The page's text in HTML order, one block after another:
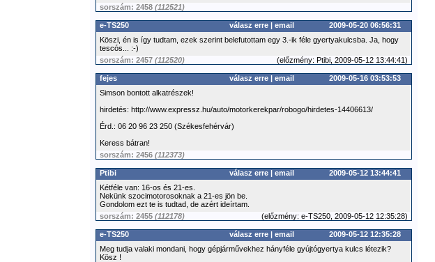
sorszám: 2458 (112521)
e-TS250 válasz erre | email
2009-05-20 06:56:31
Köszi, én is így tudtam, ezek szerint belefutottam egy 3.-ik féle gyertyakulcsba. Ja, hogy
tescós... :-)
sorszám: 2457 (112520) (előzmény: Ptibi, 2009-05-12 13:44:41)
fejes válasz erre | email
2009-05-16 03:53:53
Simson bontott alkatrészek!
hirdetés: http://www.expressz.hu/auto/motorkerekpar/robogo/hirdetes-14406613/
Érd.: 06 20 96 23 250 (Székesfehérvár)
Keress bátran!
sorszám: 2456 (112373)
Ptibi válasz erre | email
2009-05-12 13:44:41
Kétféle van: 16-os és 21-es.
Nekünk szocimotorosoknak a 21-es jön be.
Gondolom ezt te is tudtad, de azért ideírtam.
sorszám: 2455 (112178) (előzmény: e-TS250, 2009-05-12 12:35:28)
e-TS250 válasz erre | email
2009-05-12 12:35:28
Meg tudja valaki mondani, hogy gépjárművekhez hányféle gyújtógyertya kulcs létezik?
Kösz !